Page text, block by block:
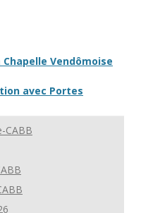
Vendômoise
avec Portes
CABB